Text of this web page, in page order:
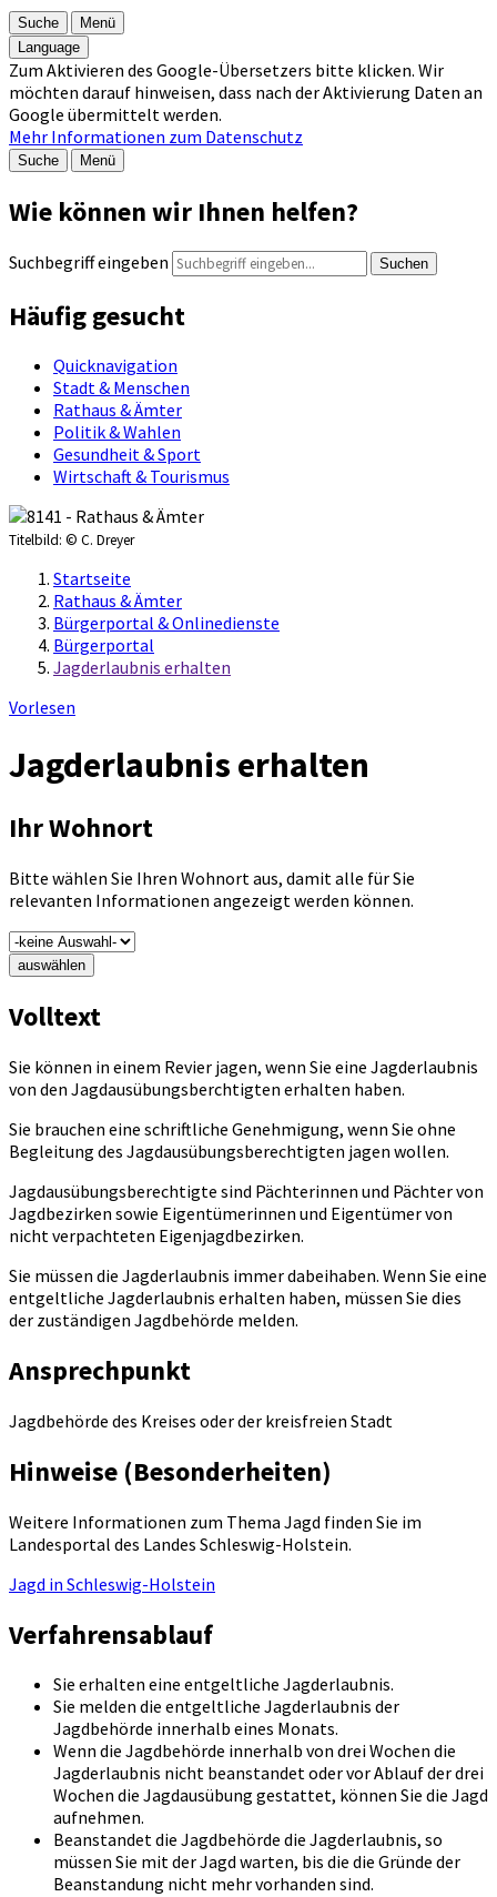
Suche
Menü
Language
Zum Aktivieren des Google-Übersetzers bitte klicken. Wir
möchten darauf hinweisen, dass nach der Aktivierung Daten an
Google übermittelt werden.
Mehr Informationen zum Datenschutz
Suche Menü
Wie können wir Ihnen helfen?
Suchbegriff eingeben Suchen
Häufig gesucht
Quicknavigation
Stadt & Menschen
Rathaus & Ämter
Politik & Wahlen
Gesundheit & Sport
Wirtschaft & Tourismus
Titelbild: © C. Dreyer
Startseite
Rathaus & Ämter
Bürgerportal & Onlinedienste
Bürgerportal
Jagderlaubnis erhalten
Vorlesen
Jagderlaubnis erhalten
Ihr Wohnort
Bitte wählen Sie Ihren Wohnort aus, damit alle für Sie
relevanten Informationen angezeigt werden können.
auswählen
Volltext
Sie können in einem Revier jagen, wenn Sie eine Jagderlaubnis
von den Jagdausübungsberchtigten erhalten haben.
Sie brauchen eine schriftliche Genehmigung, wenn Sie ohne
Begleitung des Jagdausübungsberechtigten jagen wollen.
Jagdausübungsberechtigte sind Pächterinnen und Pächter von
Jagdbezirken sowie Eigentümerinnen und Eigentümer von
nicht verpachteten Eigenjagdbezirken.
Sie müssen die Jagderlaubnis immer dabeihaben. Wenn Sie eine
entgeltliche Jagderlaubnis erhalten haben, müssen Sie dies
der zuständigen Jagdbehörde melden.
Ansprechpunkt
Jagdbehörde des Kreises oder der kreisfreien Stadt
Hinweise (Besonderheiten)
Weitere Informationen zum Thema Jagd finden Sie im
Landesportal des Landes Schleswig-Holstein.
Jagd in Schleswig-Holstein
Verfahrensablauf
Sie erhalten eine entgeltliche Jagderlaubnis.
Sie melden die entgeltliche Jagderlaubnis der
Jagdbehörde innerhalb eines Monats.
Wenn die Jagdbehörde innerhalb von drei Wochen die
Jagderlaubnis nicht beanstandet oder vor Ablauf der drei
Wochen die Jagdausübung gestattet, können Sie die Jagd
aufnehmen.
Beanstandet die Jagdbehörde die Jagderlaubnis, so
müssen Sie mit der Jagd warten, bis die die Gründe der
Beanstandung nicht mehr vorhanden sind.